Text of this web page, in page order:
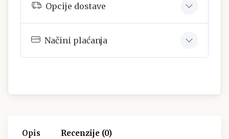
Opcije dostave
Načini plaćanja
Opis Recenzije (0)